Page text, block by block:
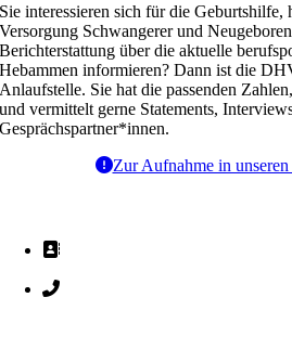
Sie interessieren sich für die Geburtshilfe,
Versorgung Schwangerer und
Berichterstattung über die aktuelle
Hebammen informieren? Dann ist die
Anlaufstelle. Sie hat die passenden
und vermittelt gerne Statements,
Gesprächspartner*innen.
Zur Aufnahme in unseren